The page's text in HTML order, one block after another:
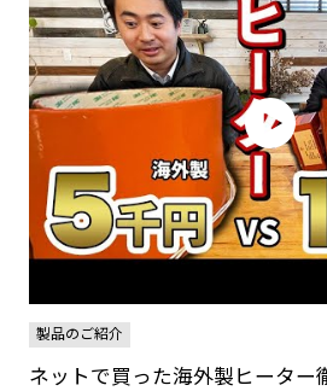
製品のご紹介
ネットで買った海外製ヒーター